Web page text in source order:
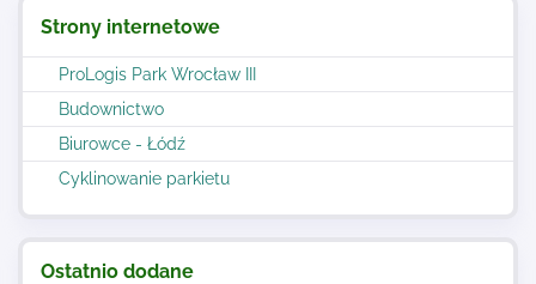
Strony internetowe
ProLogis Park Wrocław III
Budownictwo
Biurowce - Łódź
Cyklinowanie parkietu
Ostatnio dodane